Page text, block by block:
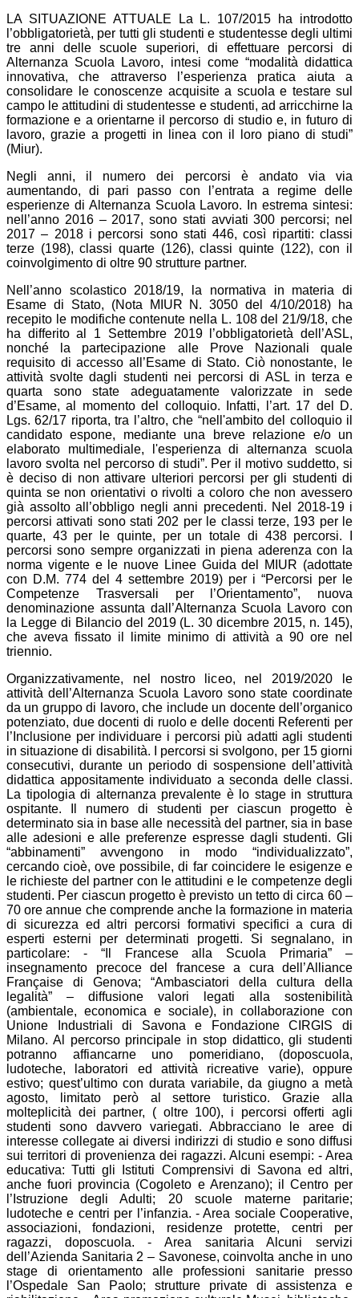
LA SITUAZIONE ATTUALE La L. 107/2015 ha introdotto
l’obbligatorietà, per tutti gli studenti e studentesse degli ultimi
tre anni delle scuole superiori, di effettuare percorsi di
Alternanza Scuola Lavoro, intesi come “modalità didattica
innovativa, che attraverso l’esperienza pratica aiuta a
consolidare le conoscenze acquisite a scuola e testare sul
campo le attitudini di studentesse e studenti, ad arricchirne la
formazione e a orientarne il percorso di studio e, in futuro di
lavoro, grazie a progetti in linea con il loro piano di studi”
(Miur).
Negli anni, il numero dei percorsi è andato via via
aumentando, di pari passo con l’entrata a regime delle
esperienze di Alternanza Scuola Lavoro. In estrema sintesi:
nell’anno 2016 – 2017, sono stati avviati 300 percorsi; nel
2017 – 2018 i percorsi sono stati 446, così ripartiti: classi
terze (198), classi quarte (126), classi quinte (122), con il
coinvolgimento di oltre 90 strutture partner.
Nell’anno scolastico 2018/19, la normativa in materia di
Esame di Stato, (Nota MIUR N. 3050 del 4/10/2018) ha
recepito le modifiche contenute nella L. 108 del 21/9/18, che
ha differito al 1 Settembre 2019 l’obbligatorietà dell’ASL,
nonché la partecipazione alle Prove Nazionali quale
requisito di accesso all’Esame di Stato. Ciò nonostante, le
attività svolte dagli studenti nei percorsi di ASL in terza e
quarta sono state adeguatamente valorizzate in sede
d’Esame, al momento del colloquio. Infatti, l’art. 17 del D.
Lgs. 62/17 riporta, tra l’altro, che “nell'ambito del colloquio il
candidato espone, mediante una breve relazione e/o un
elaborato multimediale, l'esperienza di alternanza scuola
lavoro svolta nel percorso di studi”. Per il motivo suddetto, si
è deciso di non attivare ulteriori percorsi per gli studenti di
quinta se non orientativi o rivolti a coloro che non avessero
già assolto all’obbligo negli anni precedenti. Nel 2018-19 i
percorsi attivati sono stati 202 per le classi terze, 193 per le
quarte, 43 per le quinte, per un totale di 438 percorsi. I
percorsi sono sempre organizzati in piena aderenza con la
norma vigente e le nuove Linee Guida del MIUR (adottate
con D.M. 774 del 4 settembre 2019) per i “Percorsi per le
Competenze Trasversali per l’Orientamento”, nuova
denominazione assunta dall’Alternanza Scuola Lavoro con
la Legge di Bilancio del 2019 (L. 30 dicembre 2015, n. 145),
che aveva fissato il limite minimo di attività a 90 ore nel
triennio.
Organizzativamente, nel nostro liceo, nel 2019/2020 le
attività dell’Alternanza Scuola Lavoro sono state coordinate
da un gruppo di lavoro, che include un docente dell’organico
potenziato, due docenti di ruolo e delle docenti Referenti per
l’Inclusione per individuare i percorsi più adatti agli studenti
in situazione di disabilità. I percorsi si svolgono, per 15 giorni
consecutivi, durante un periodo di sospensione dell’attività
didattica appositamente individuato a seconda delle classi.
La tipologia di alternanza prevalente è lo stage in struttura
ospitante. Il numero di studenti per ciascun progetto è
determinato sia in base alle necessità del partner, sia in base
alle adesioni e alle preferenze espresse dagli studenti. Gli
“abbinamenti” avvengono in modo “individualizzato”,
cercando cioè, ove possibile, di far coincidere le esigenze e
le richieste del partner con le attitudini e le competenze degli
studenti. Per ciascun progetto è previsto un tetto di circa 60 –
70 ore annue che comprende anche la formazione in materia
di sicurezza ed altri percorsi formativi specifici a cura di
esperti esterni per determinati progetti. Si segnalano, in
particolare: - “Il Francese alla Scuola Primaria” –
insegnamento precoce del francese a cura dell’Alliance
Française di Genova; “Ambasciatori della cultura della
legalità” – diffusione valori legati alla sostenibilità
(ambientale, economica e sociale), in collaborazione con
Unione Industriali di Savona e Fondazione CIRGIS di
Milano. Al percorso principale in stop didattico, gli studenti
potranno affiancarne uno pomeridiano, (doposcuola,
ludoteche, laboratori ed attività ricreative varie), oppure
estivo; quest’ultimo con durata variabile, da giugno a metà
agosto, limitato però al settore turistico. Grazie alla
molteplicità dei partner, ( oltre 100), i percorsi offerti agli
studenti sono davvero variegati. Abbracciano le aree di
interesse collegate ai diversi indirizzi di studio e sono diffusi
sui territori di provenienza dei ragazzi. Alcuni esempi: - Area
educativa: Tutti gli Istituti Comprensivi di Savona ed altri,
anche fuori provincia (Cogoleto e Arenzano); il Centro per
l’Istruzione degli Adulti; 20 scuole materne paritarie;
ludoteche e centri per l’infanzia. - Area sociale Cooperative,
associazioni, fondazioni, residenze protette, centri per
ragazzi, doposcuola. - Area sanitaria Alcuni servizi
dell’Azienda Sanitaria 2 – Savonese, coinvolta anche in uno
stage di orientamento alle professioni sanitarie presso
l’Ospedale San Paolo; strutture private di assistenza e